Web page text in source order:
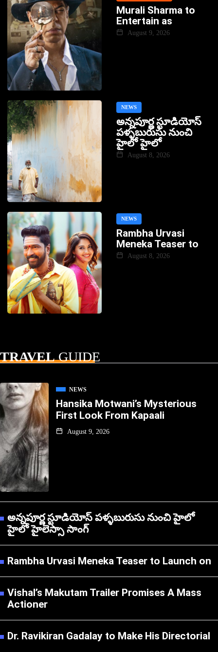
Murali Sharma to
Entertain as
August 9, 2026
NEWS
అన్నపూర్ణ స్టూడియోస్
పళ్ళబురుసు నుంచి
హైలో హైలో
August 8, 2026
NEWS
Rambha Urvasi
Meneka Teaser to
August 8, 2026
TRAVELGUIDE
NEWS
Hansika Motwani’s Mysterious
First Look From Kapaali
August 9, 2026
అన్నపూర్ణ స్టూడియోస్ పళ్ళబురుసు నుంచి హైలో
హైలో హైలెస్సా సాంగ్
Rambha Urvasi Meneka Teaser to Launch on
Vishal’s Makutam Trailer Promises A Mass
Actioner
Dr. Ravikiran Gadalay to Make His Directorial